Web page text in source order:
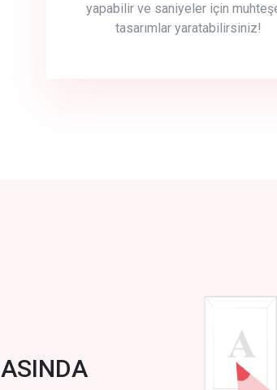
yapabilir ve saniyeler için
tasarımlar yaratabilirsiniz!